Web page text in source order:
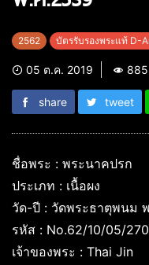
2562 บัตรรับรองพระแท้ D-
05 ต.ค. 2019 885
share tweet
ชื่อพระ : พระนาคปรก
ประเภท : เนื้อผง
วัด-ปี : วัดพระธาตุพนม
รหัส : No.62/10/05/
เจ้าของพระ : Thai Jin